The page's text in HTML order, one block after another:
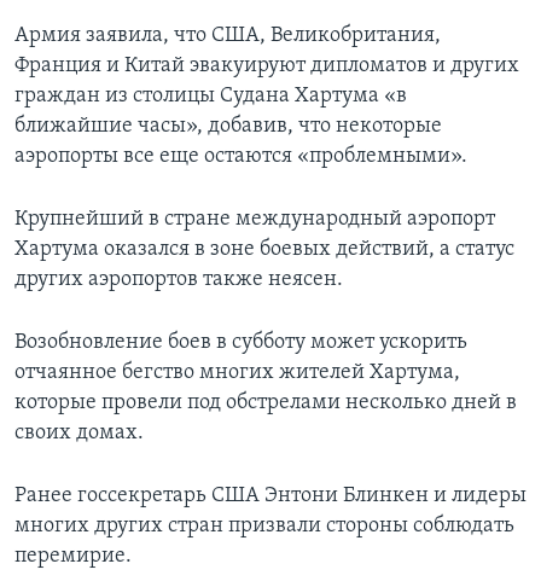
Армия заявила, что США, Великобритания,
Франция и Китай эвакуируют дипломатов и других
граждан из столицы Судана Хартума «в
ближайшие часы», добавив, что некоторые
аэропорты все еще остаются «проблемными».
Крупнейший в стране международный аэропорт
Хартума оказался в зоне боевых действий, а статус
других аэропортов также неясен.
Возобновление боев в субботу может ускорить
отчаянное бегство многих жителей Хартума,
которые провели под обстрелами несколько дней в
своих домах.
Ранее госсекретарь США Энтони Блинкен и лидеры
многих других стран призвали стороны соблюдать
перемирие.